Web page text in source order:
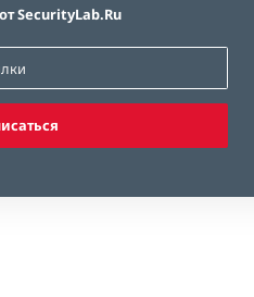
SecurityLab.Ru